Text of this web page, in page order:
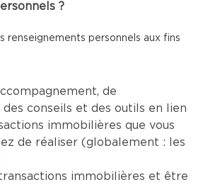
?
renseignements personnels aux fins
de
des conseils et des outils en lien
immobilières que vous
de réaliser (globalement : les
immobilières et être